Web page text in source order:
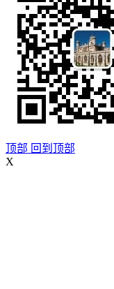
顶部 回到顶部
X